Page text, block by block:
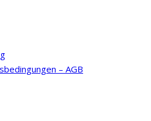
– AGB